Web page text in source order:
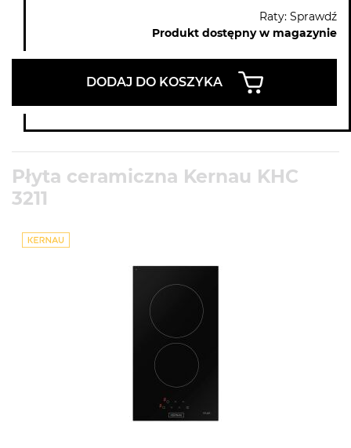
Raty: Sprawdź
Produkt dostępny w magazynie
DODAJ DO KOSZYKA
Płyta ceramiczna Kernau KHC
3211